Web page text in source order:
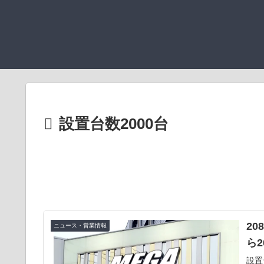
設置台数2000台
ニュース・営業情報
ら
設